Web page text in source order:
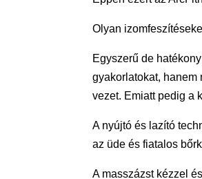
Olyan
Egyszerű de
gyakorlatokat, hanem
vezet. Emiatt pedig a
A nyújtó és lazító
az üde és fiatalos
A masszázst kézzel